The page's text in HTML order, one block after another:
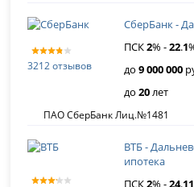
3212 отзывов
СберБанк -
ПСК2% -22.1
до9 000 000
до20лет
ПАО СберБанк Лиц.№1481
ВТБ -
ипотека
ПСК2% -24.11